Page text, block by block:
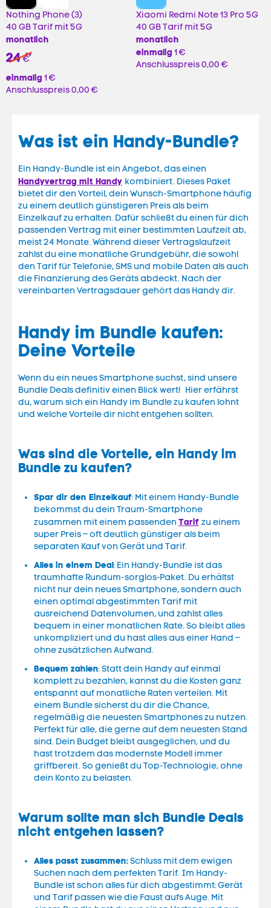
Nothing Phone (3)
40 GB Tarif mit 5G
monatlich
24 99
€
einmalig 1 €
Anschlusspreis0,00 €
Xiaomi Redmi Note 13 Pro 5G
40 GB Tarif mit 5G
monatlich
einmalig 1 €
Anschlusspreis0,00 €
Was ist ein Handy-Bundle?
Ein Handy-Bundle ist ein Angebot, das einen
Handyvertrag mit Handy kombiniert. Dieses Paket
bietet dir den Vorteil, dein Wunsch-Smartphone häufig
zu einem deutlich günstigeren Preis als beim
Einzelkauf zu erhalten. Dafür schließt du einen für dich
passenden Vertrag mit einer bestimmten Laufzeit ab,
meist 24 Monate. Während dieser Vertragslaufzeit
zahlst du eine monatliche Grundgebühr, die sowohl
den Tarif für Telefonie, SMS und mobile Daten als auch
die Finanzierung des Geräts abdeckt. Nach der
vereinbarten Vertragsdauer gehört das Handy dir.
Handy im Bundle kaufen:
Deine Vorteile
Wenn du ein neues Smartphone suchst, sind unsere
Bundle Deals definitiv einen Blick wert! Hier erfährst
du, warum sich ein Handy im Bundle zu kaufen lohnt
und welche Vorteile dir nicht entgehen sollten.
Was sind die Vorteile, ein Handy im
Bundle zu kaufen?
Spar dir den Einzelkauf: Mit einem Handy-Bundle
bekommst du dein Traum-Smartphone
zusammen mit einem passenden Tarif zu einem
super Preis – oft deutlich günstiger als beim
separaten Kauf von Gerät und Tarif.
Alles in einem Deal: Ein Handy-Bundle ist das
traumhafte Rundum-sorglos-Paket. Du erhältst
nicht nur dein neues Smartphone, sondern auch
einen optimal abgestimmten Tarif mit
ausreichend Datenvolumen, und zahlst alles
bequem in einer monatlichen Rate. So bleibt alles
unkompliziert und du hast alles aus einer Hand –
ohne zusätzlichen Aufwand.
Bequem zahlen: Statt dein Handy auf einmal
komplett zu bezahlen, kannst du die Kosten ganz
entspannt auf monatliche Raten verteilen. Mit
einem Bundle sicherst du dir die Chance,
regelmäßig die neuesten Smartphones zu nutzen.
Perfekt für alle, die gerne auf dem neuesten Stand
sind. Dein Budget bleibt ausgeglichen, und du
hast trotzdem das modernste Modell immer
griffbereit. So genießt du Top-Technologie, ohne
dein Konto zu belasten.
Warum sollte man sich Bundle Deals
nicht entgehen lassen?
Alles passt zusammen:Schluss mit dem ewigen
Suchen nach dem perfekten Tarif. Im Handy-
Bundle ist schon alles für dich abgestimmt: Gerät
und Tarif passen wie die Faust aufs Auge. Mit